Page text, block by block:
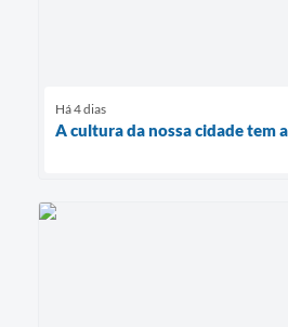
Há 4 dias
A cultura da nossa cidade tem